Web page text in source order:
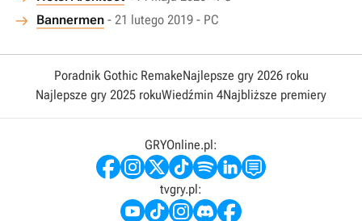
Bannermen - 21 lutego 2019 - PC
Poradnik Gothic RemakeNajlepsze gry 2026 roku
Najlepsze gry 2025 rokuWiedźmin 4Najbliższe premiery
GRYOnline.pl:
tvgry.pl: